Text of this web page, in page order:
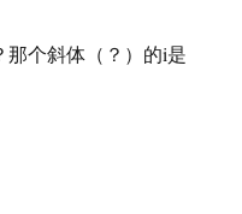
那个斜体（？）的i是